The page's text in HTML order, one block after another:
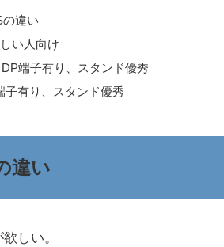
の違い
い人向け
端子有り、スタンド優秀
子有り、スタンド優秀
違い
しい。